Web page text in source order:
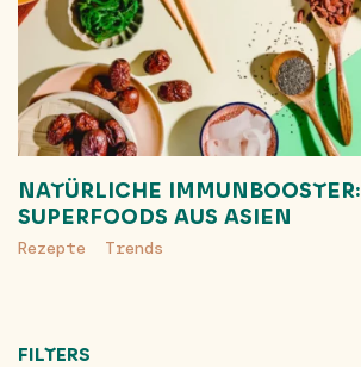
NATÜRLICHE IMMUNBOOSTER:
SUPERFOODS AUS ASIEN
Rezepte Trends
FILTERS